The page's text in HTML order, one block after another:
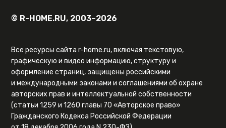
© R-HOME.RU, 2003–2026
Все ресурсы сайта r-home.ru, включая текстовую,
графическую и видео информацию, структуру и
оформление страниц, защищены российскими
и международными законами и соглашениями об охране
авторских прав и интеллектуальной собственности
(статьи 1259 и 1260 главы 70 «Авторское право»
Гражданского Кодекса Российской Федерации